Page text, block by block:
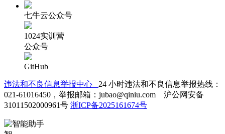
七牛云公众号
1024实训营
公众号
GitHub
违法和不良信息举报中心 24 小时违法和不良信息举报热线：
021-61016450，举报邮箱：jubao@qiniu.com 沪公网安备
31011502000961号 浙ICP备2025161674号